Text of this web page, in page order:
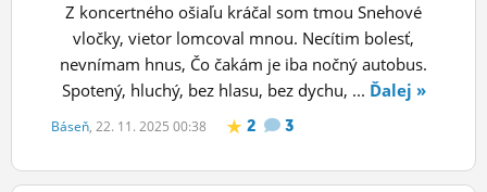
Z koncertného ošiaľu kráčal som tmou Snehové
vločky, vietor lomcoval mnou. Necítim bolesť,
nevnímam hnus, Čo čakám je iba nočný autobus.
Spotený, hluchý, bez hlasu, bez dychu, ... Ďalej »
Báseň, 22. 11. 2025 00:38 2 3